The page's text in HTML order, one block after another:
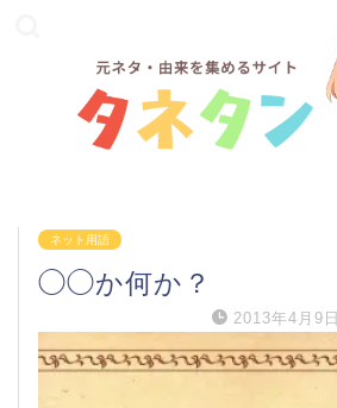
ネット用語
◯◯か何か？
2013年4月9日